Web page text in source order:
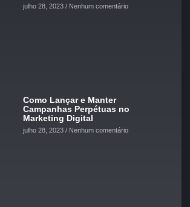
julho 28, 2023 Nenhum comentário
Como Lançar e Manter
Campanhas Perpétuas no
Marketing Digital
julho 28, 2023 Nenhum comentário